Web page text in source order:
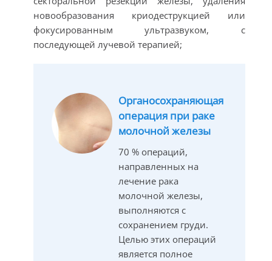
новообразования криодеструкцией или
фокусированным ультразвуком, с
последующей лучевой терапией;
Органосохраняющая
операция при раке
молочной железы
70 % операций,
направленных на
лечение рака
молочной железы,
выполняются с
сохранением груди.
Целью этих операций
является полное